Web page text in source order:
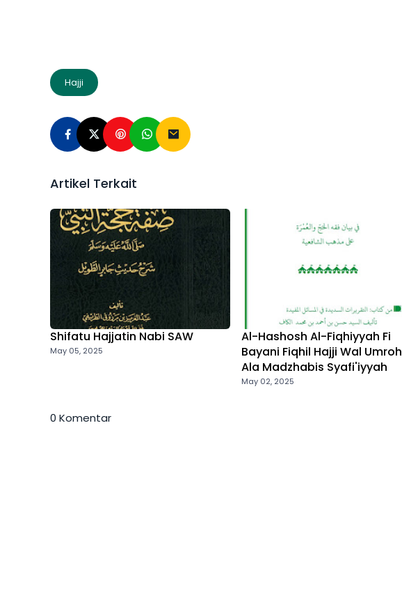
Hajji
Artikel Terkait
Shifatu Hajjatin Nabi SAW
May 05, 2025
Al-Hashosh Al-Fiqhiyyah Fi
Bayani Fiqhil Hajji Wal Umroh
Ala Madzhabis Syafi'iyyah
May 02, 2025
0 Komentar